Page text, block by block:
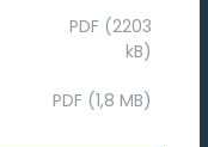
PDF (2203
kB)
PDF (1,8 MB)